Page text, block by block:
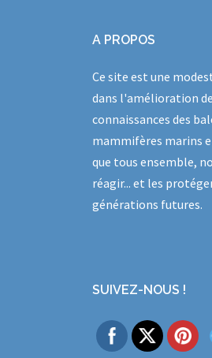
A PROPOS
Ce site est une
dans l'amélioration
connaissances des
mammifères marins
que tous ensemble,
réagir... et les
générations futures.
SUIVEZ-NOUS !